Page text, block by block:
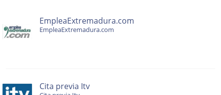
EmpleaExtremadura.com
EmpleaExtremadura.com
Cita previa Itv